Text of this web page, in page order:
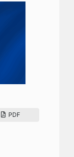
PDF